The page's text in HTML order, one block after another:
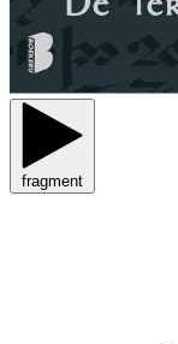
fragment